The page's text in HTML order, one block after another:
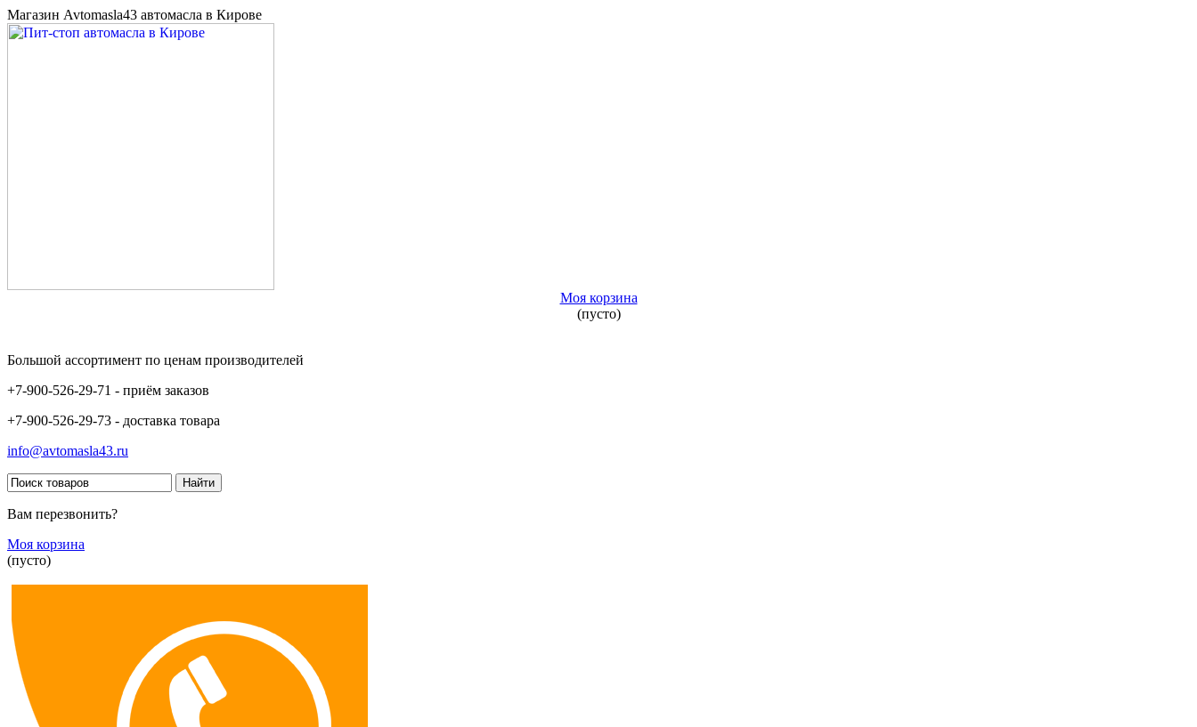
Магазин Avtomasla43 автомасла в Кирове
Моя корзина
(пусто)
Большой ассортимент по ценам производителей
+7-900-526-29-71 - приём заказов
+7-900-526-29-73 - доставка товара
info@avtomasla43.ru
Вам перезвонить?
Моя корзина
(пусто)